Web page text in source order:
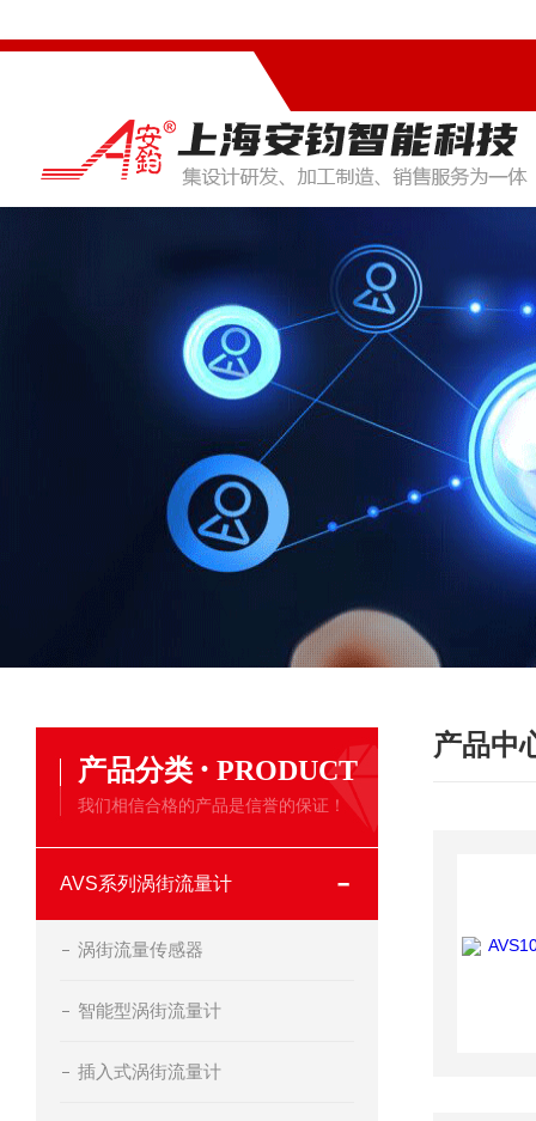
产品分类 · PRODUCT
我们相信合格的产品是信誉的保证！
AVS系列涡街流量计
涡街流量传感器
智能型涡街流量计
插入式涡街流量计
产品中